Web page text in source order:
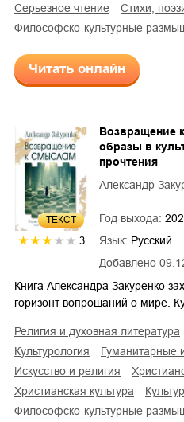
серьезное чтение
cтихи,
философско-культурные
Читать онлайн
ТЕКСТ
3
Добавлено
Возвращение
образы в
прочтения
Александр
Год выхода:
Язык: Русский
Книга Александра Закуренко
горизонт вопрошаний о мире.
религия и духовная литература
культурология
гуманитарные
искусство и религия
христианская культура
философско-культурные